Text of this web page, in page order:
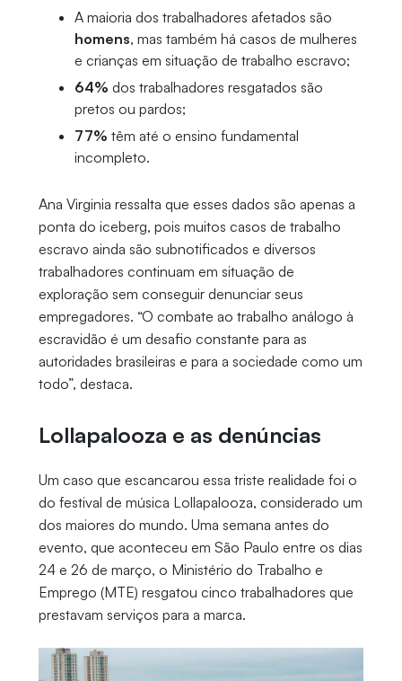
A maioria dos trabalhadores afetados são
homens, mas também há casos de mulheres
e crianças em situação de trabalho escravo;
64% dos trabalhadores resgatados são
pretos ou pardos;
77% têm até o ensino fundamental
incompleto.
Ana Virginia ressalta que esses dados são apenas a
ponta do iceberg, pois muitos casos de trabalho
escravo ainda são subnotificados e diversos
trabalhadores continuam em situação de
exploração sem conseguir denunciar seus
empregadores. “O combate ao trabalho análogo à
escravidão é um desafio constante para as
autoridades brasileiras e para a sociedade como um
todo”, destaca.
Lollapalooza e as denúncias
Um caso que escancarou essa triste realidade foi o
do festival de música Lollapalooza, considerado um
dos maiores do mundo. Uma semana antes do
evento, que aconteceu em São Paulo entre os dias
24 e 26 de março, o Ministério do Trabalho e
Emprego (MTE) resgatou cinco trabalhadores que
prestavam serviços para a marca.